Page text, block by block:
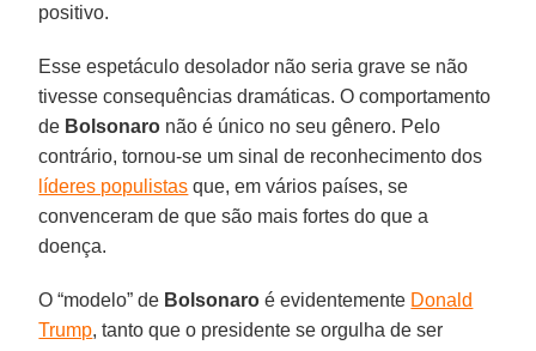
positivo.
Esse espetáculo desolador não seria grave se não
tivesse consequências dramáticas. O comportamento
de Bolsonaro não é único no seu gênero. Pelo
contrário, tornou-se um sinal de reconhecimento dos
líderes populistas que, em vários países, se
convenceram de que são mais fortes do que a
doença.
O “modelo” de Bolsonaro é evidentemente Donald
Trump, tanto que o presidente se orgulha de ser